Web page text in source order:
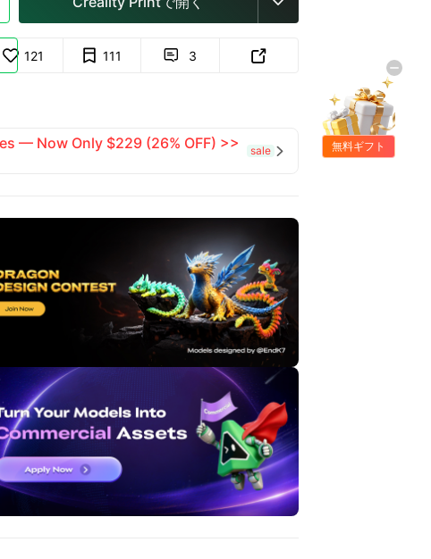
121 111  3 
— Now Only $229 (26% OFF) >>
sale  無料ギフト